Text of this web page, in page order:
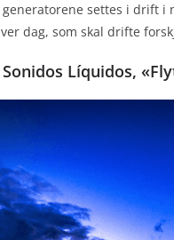
settes i drift
dag, som skal drifte
Líquidos,